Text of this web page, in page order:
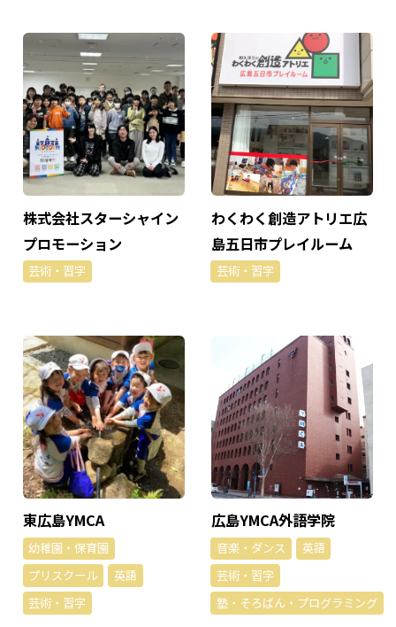
株式会社スターシャイン
プロモーション
芸術・習字
わくわく創造アトリエ広
島五日市プレイルーム
芸術・習字
東広島YMCA
幼稚園・保育園
プリスクール
英語
芸術・習字
広島YMCA外語学院
音楽・ダンス
英語
芸術・習字
塾・そろばん・プログラミング